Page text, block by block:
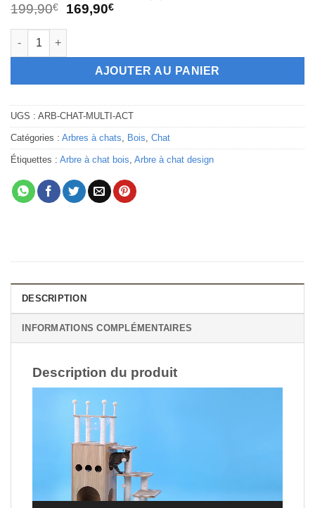
199,90€
Le
199,90€.
169,90€Le
169,90€.
quantité de Arbre à chat design multi activités
AJOUTER AU PANIER
UGS : ARB-CHAT-MULTI-ACT
Catégories : Arbres à chats Bois Chat
Étiquettes : Arbre à chat bois Arbre à chat design
DESCRIPTION
INFORMATIONS COMPLÉMENTAIRES
Description du produit